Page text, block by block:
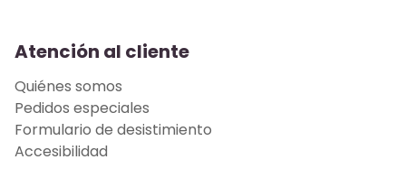
Atención al cliente
Quiénes somos
Pedidos especiales
Formulario de desistimiento
Accesibilidad